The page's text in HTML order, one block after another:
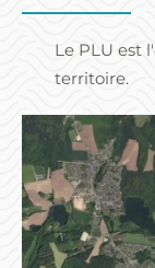
Le PLU est
territoire.